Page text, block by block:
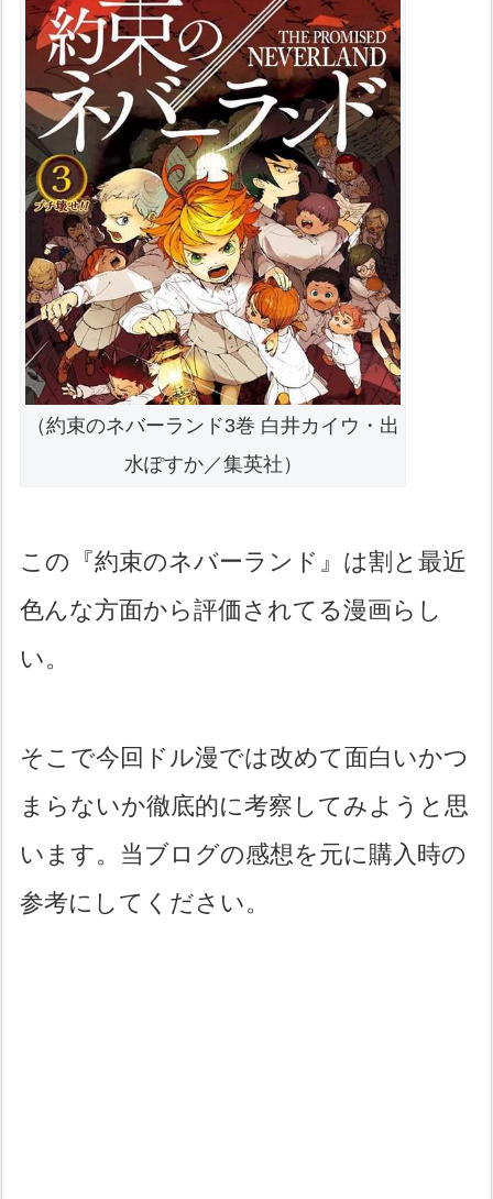
（約束のネバーランド3巻 白井カイウ・出
水ぽすか／集英社）
この『約束のネバーランド』は割と最近
色んな方面から評価されてる漫画らし
い。
そこで今回ドル漫では改めて面白いかつ
まらないか徹底的に考察してみようと思
います。当ブログの感想を元に購入時の
参考にしてください。